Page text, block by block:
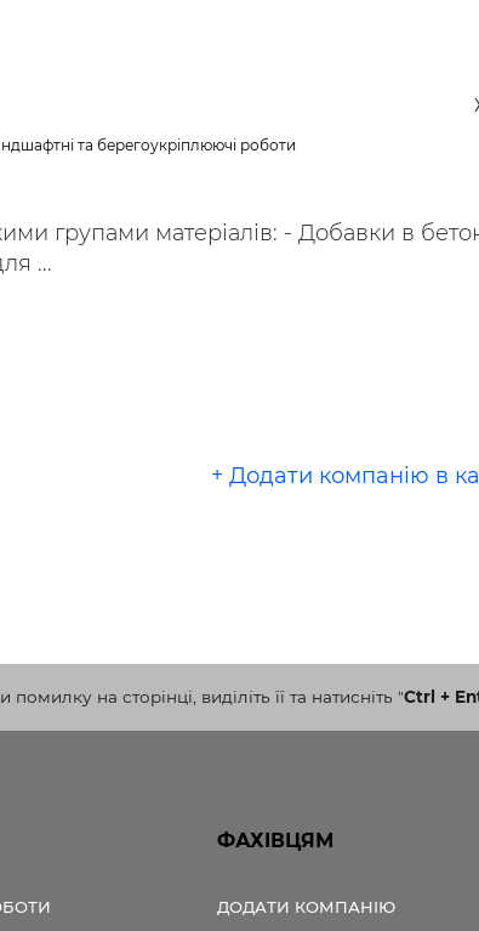
та берегоукріплюючі роботи
групами матеріалів: - Добавки в
...
+ Додати компанію в
на сторінці, виділіть її та натисніть "Ctrl +
ФАХІВЦЯМ
ДОДАТИ КОМПАНІЮ